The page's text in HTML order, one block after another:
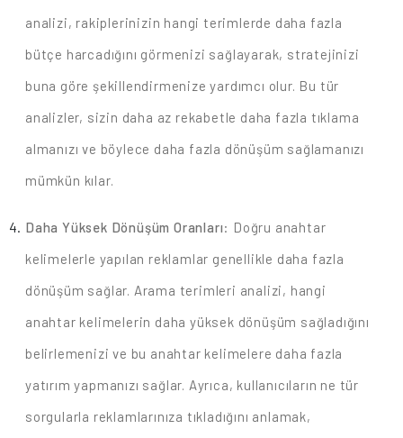
analizi, rakiplerinizin hangi terimlerde daha fazla
bütçe harcadığını görmenizi sağlayarak, stratejinizi
buna göre şekillendirmenize yardımcı olur. Bu tür
analizler, sizin daha az rekabetle daha fazla tıklama
almanızı ve böylece daha fazla dönüşüm sağlamanızı
mümkün kılar.
Daha Yüksek Dönüşüm Oranları: Doğru anahtar
kelimelerle yapılan reklamlar genellikle daha fazla
dönüşüm sağlar. Arama terimleri analizi, hangi
anahtar kelimelerin daha yüksek dönüşüm sağladığını
belirlemenizi ve bu anahtar kelimelere daha fazla
yatırım yapmanızı sağlar. Ayrıca, kullanıcıların ne tür
sorgularla reklamlarınıza tıkladığını anlamak,